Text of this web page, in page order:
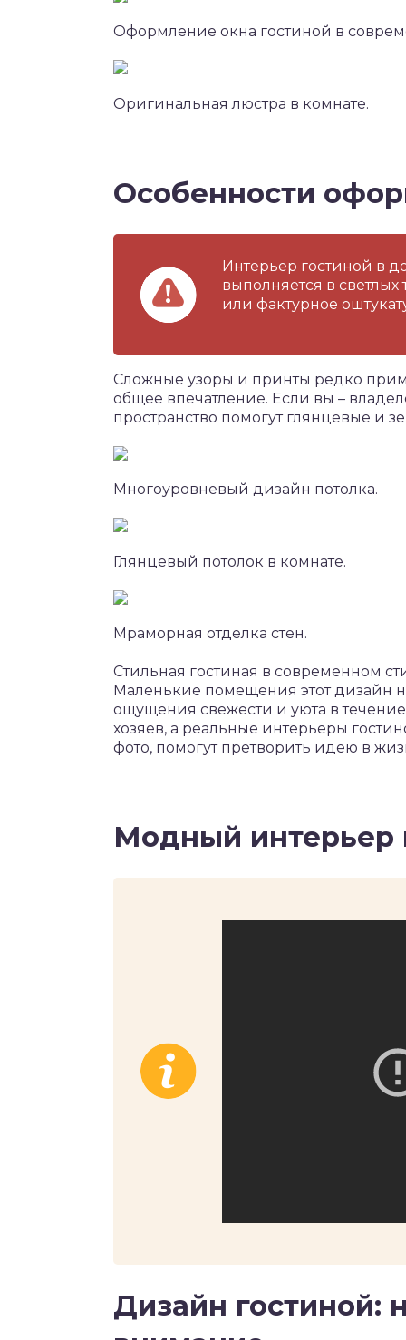
Оформление окна гостиной в
Оригинальная люстра в комнате.
Особенности
Интерьер гостиной в
выполняется в светлых
или фактурное
Сложные узоры и принты редко
общее впечатление. Если вы –
пространство помогут глянцевые и
Многоуровневый дизайн потолка.
Глянцевый потолок в комнате.
Мраморная отделка стен.
Стильная гостиная в современном
Маленькие помещения этот дизайн
ощущения свежести и уюта в
хозяев, а реальные интерьеры
фото, помогут претворить идею в
Модный интерьер
Дизайн гостиной: